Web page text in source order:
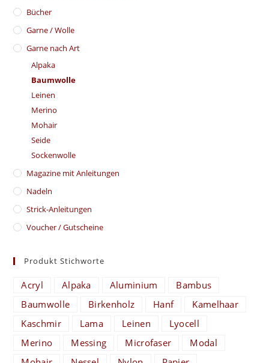
Bücher
Garne / Wolle
Garne nach Art
Alpaka
Baumwolle
Leinen
Merino
Mohair
Seide
Sockenwolle
Magazine mit Anleitungen
Nadeln
Strick-Anleitungen
Voucher / Gutscheine
Produkt Stichworte
Acryl Alpaka Aluminium
Bambus
Baumwolle
Birkenholz Hanf
Kamelhaar
Kaschmir
Lama Leinen
Lyocell
Merino
Messing Microfaser
Modal